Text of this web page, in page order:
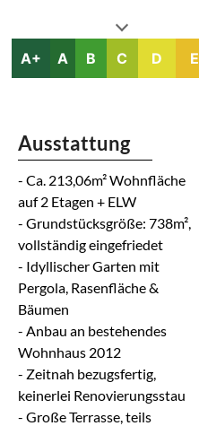
A+ A B C D E
Ausstattung
- Ca. 213,06m² Wohnfläche
auf 2 Etagen + ELW
- Grundstücksgröße: 738m²,
vollständig eingefriedet
- Idyllischer Garten mit
Pergola, Rasenfläche &
Bäumen
- Anbau an bestehendes
Wohnhaus 2012
- Zeitnah bezugsfertig,
keinerlei Renovierungsstau
- Große Terrasse, teils